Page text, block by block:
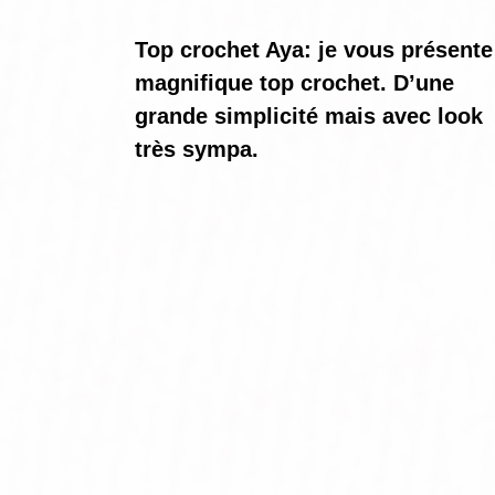
Top crochet Aya: je vous
magnifique top crochet. D’une
grande simplicité mais avec look
très sympa.